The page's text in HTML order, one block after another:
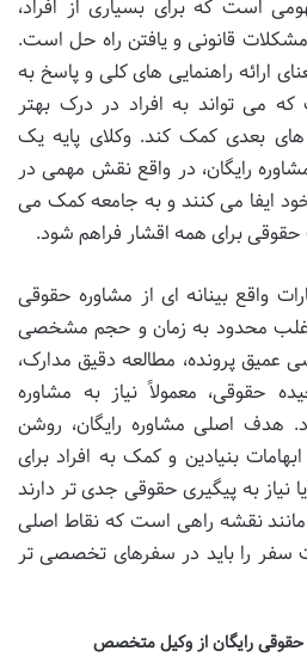
است که برای بسیاری از افراد،
مشکلات قانونی و یافتن راه حل است.
ارائه راهنمایی های کلی و پاسخ به
می تواند به افراد در درک بهتر
بعدی کمک کند. وکلای پایه یک
رایگان، در واقع نقش مهمی در
ایفا می کنند و به جامعه کمک می
برای همه اقشار فراهم شود.
واقع بینانه ای از مشاوره حقوقی
اغلب محدود به زمان و حجم مشخصی
عمیق پرونده، مطالعه دقیق مدارک،
حقوقی، معمولاً نیاز به مشاوره
هدف اصلی مشاوره رایگان، روشن
بنیادین و کمک به افراد برای
نیاز به پیگیری حقوقی جدی تر دارند
نقشه راهی است که نقاط اصلی
سفر را باید در سفرهای تخصصی تر
حقوقی رایگان از وکیل متخصص